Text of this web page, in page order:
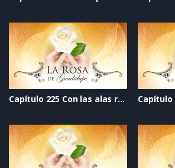
Capítulo 225 Con las alas rotas